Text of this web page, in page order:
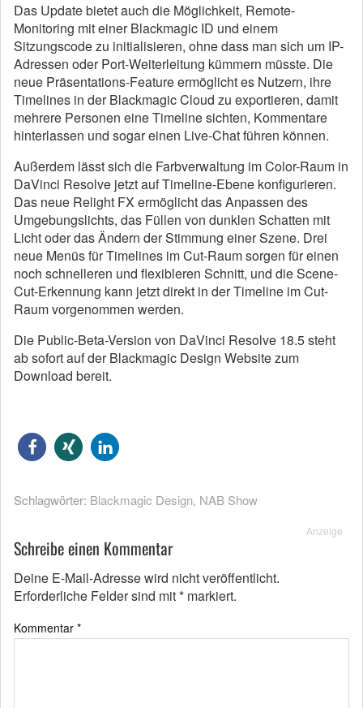
Das Update bietet auch die Möglichkeit, Remote-
Monitoring mit einer Blackmagic ID und einem
Sitzungscode zu initialisieren, ohne dass man sich um IP-
Adressen oder Port-Weiterleitung kümmern müsste. Die
neue Präsentations-Feature ermöglicht es Nutzern, ihre
Timelines in der Blackmagic Cloud zu exportieren, damit
mehrere Personen eine Timeline sichten, Kommentare
hinterlassen und sogar einen Live-Chat führen können.
Außerdem lässt sich die Farbverwaltung im Color-Raum in
DaVinci Resolve jetzt auf Timeline-Ebene konfigurieren.
Das neue Relight FX ermöglicht das Anpassen des
Umgebungslichts, das Füllen von dunklen Schatten mit
Licht oder das Ändern der Stimmung einer Szene. Drei
neue Menüs für Timelines im Cut-Raum sorgen für einen
noch schnelleren und flexibleren Schnitt, und die Scene-
Cut-Erkennung kann jetzt direkt in der Timeline im Cut-
Raum vorgenommen werden.
Die Public-Beta-Version von DaVinci Resolve 18.5 steht
ab sofort auf der Blackmagic Design Website zum
Download bereit.
Schlagwörter: Blackmagic Design, NAB Show
Anzeige
Schreibe einen Kommentar
Deine E-Mail-Adresse wird nicht veröffentlicht.
Erforderliche Felder sind mit* markiert.
Kommentar *